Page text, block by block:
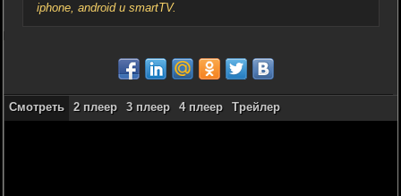
iphone, android и smartTV.
Смотреть 2 плеер 3 плеер 4 плеер Трейлер